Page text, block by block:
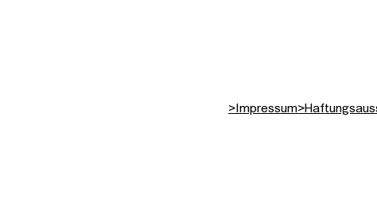
> Impressum>